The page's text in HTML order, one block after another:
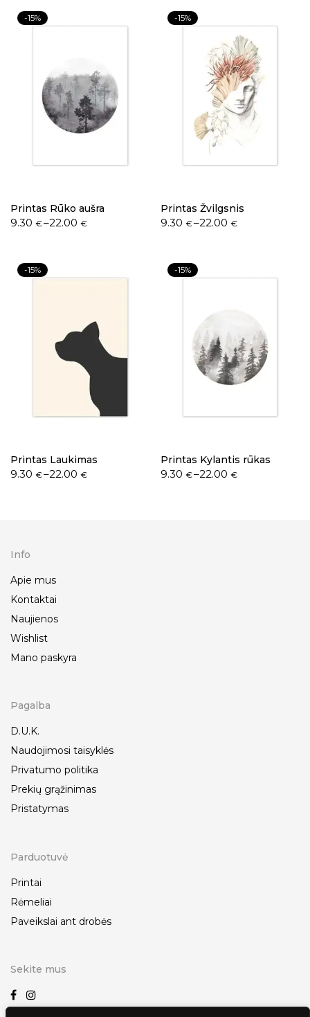
-15%
Printas Rūko aušra
9.30 €–22.00€
-15%
Printas Žvilgsnis
9.30 €–22.00 €
-15%
Printas Laukimas
9.30 €–22.00€
-15%
Printas Kylantis rūkas
9.30 €–22.00 €
Info
Apie mus
Kontaktai
Naujienos
Wishlist
Mano paskyra
Pagalba
D.U.K.
Naudojimosi taisyklės
Privatumo politika
Prekių grąžinimas
Pristatymas
Parduotuvė
Printai
Rėmeliai
Paveikslai ant drobės
Sekite mus